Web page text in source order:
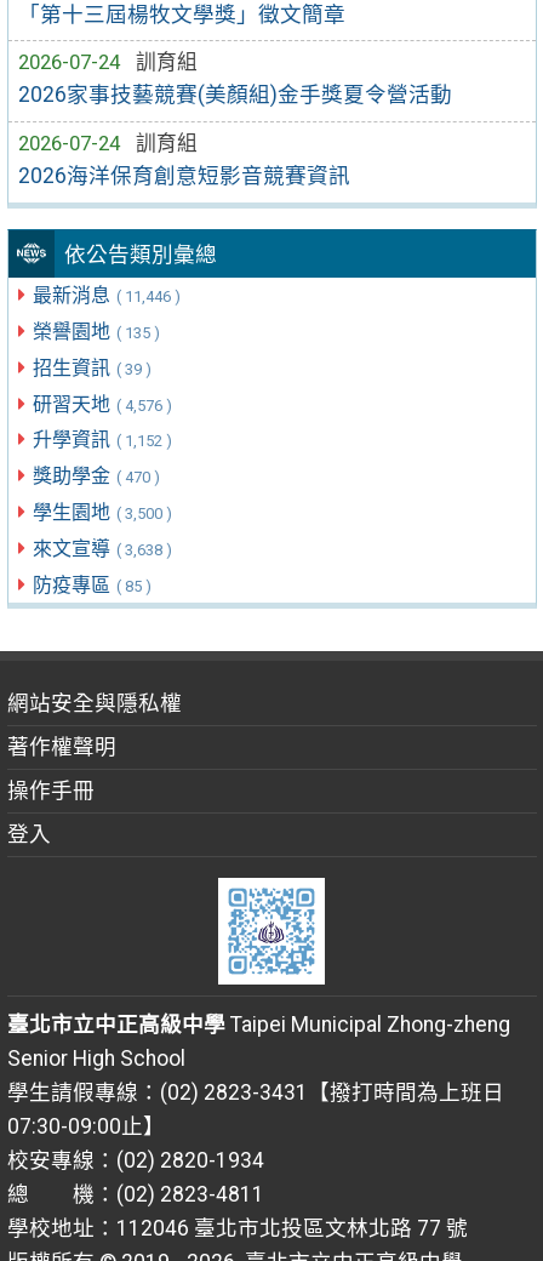
「第十三屆楊牧文學獎」徵文簡章
2026-07-24
訓育組
2026家事技藝競賽(美顏組)金手獎夏令營活動
2026-07-24
訓育組
2026海洋保育創意短影音競賽資訊
依公告類別彙總
最新消息 ( 11,446 )
榮譽園地 ( 135 )
招生資訊 ( 39 )
研習天地 ( 4,576 )
升學資訊 ( 1,152 )
獎助學金 ( 470 )
學生園地 ( 3,500 )
來文宣導 ( 3,638 )
防疫專區 ( 85 )
網站安全與隱私權
著作權聲明
操作手冊
登入
臺北市立中正高級中學Taipei Municipal Zhong-zheng
Senior High School
學生請假專線：(02) 2823-3431【撥打時間為上班日
07:30-09:00止】
校安專線：(02) 2820-1934
總 機：(02) 2823-4811
學校地址：112046 臺北市北投區文林北路 77 號